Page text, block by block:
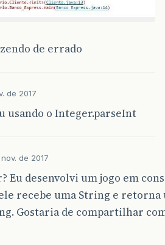
de errado
de 2017
usando o Integer.parseInt
de 2017
Eu desenvolvi um jogo em
recebe uma String e retorna
Gostaria de compartilhar